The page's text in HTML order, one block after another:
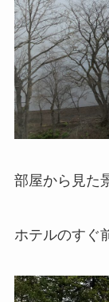
部屋から見た
ホテルのすぐ